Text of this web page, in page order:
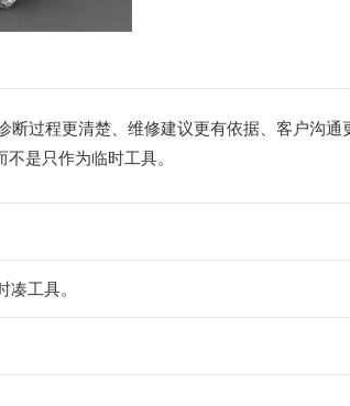
断过程更清楚、维修建议更有依据、客户沟通
是只作为临时工具。
工具。